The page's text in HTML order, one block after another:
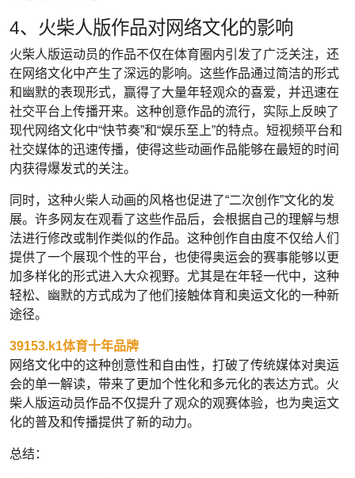
4、火柴人版作品对网络文化的影响
火柴人版运动员的作品不仅在体育圈内引发了广泛关注，还
在网络文化中产生了深远的影响。这些作品通过简洁的形式
和幽默的表现形式，赢得了大量年轻观众的喜爱，并迅速在
社交平台上传播开来。这种创意作品的流行，实际上反映了
现代网络文化中“快节奏”和“娱乐至上”的特点。短视频平台和
社交媒体的迅速传播，使得这些动画作品能够在最短的时间
内获得爆发式的关注。
同时，这种火柴人动画的风格也促进了“二次创作”文化的发
展。许多网友在观看了这些作品后，会根据自己的理解与想
法进行修改或制作类似的作品。这种创作自由度不仅给人们
提供了一个展现个性的平台，也使得奥运会的赛事能够以更
加多样化的形式进入大众视野。尤其是在年轻一代中，这种
轻松、幽默的方式成为了他们接触体育和奥运文化的一种新
途径。
39153.k1体育十年品牌
网络文化中的这种创意性和自由性，打破了传统媒体对奥运
会的单一解读，带来了更加个性化和多元化的表达方式。火
柴人版运动员作品不仅提升了观众的观赛体验，也为奥运文
化的普及和传播提供了新的动力。
总结：